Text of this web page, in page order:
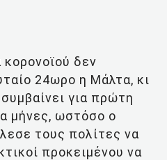
δεν
24ωρο η Μάλτα, κι
για πρώτη
μήνες, ωστόσο ο
τους πολίτες να
προκειμένου να